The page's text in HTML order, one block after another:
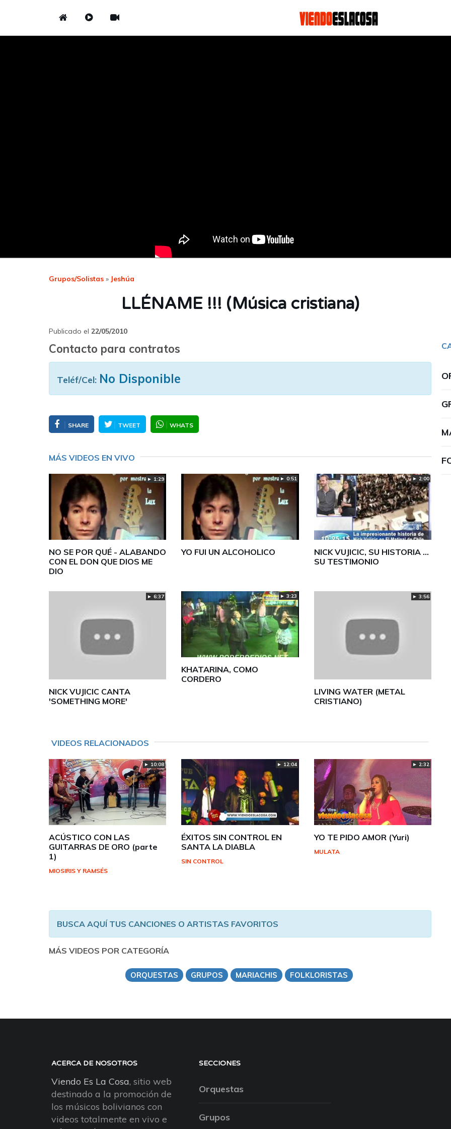
Grupos/Solistas » Jeshúa
LLÉNAME !!! (Música cristiana)
Publicado el 22/05/2010
Contacto para contratos
Teléf/Cel: No Disponible
SHARE TWEET WHATS
MÁS VIDEOS EN VIVO
► 1:29
NO SE POR QUÉ - ALABANDO
CON EL DON QUE DIOS ME
DIO
► 0:51
YO FUI UN ALCOHOLICO
► 2:00
NICK VUJICIC, SU HISTORIA ...
SU TESTIMONIO
► 6:37
NICK VUJICIC CANTA
'SOMETHING MORE'
► 3:23
KHATARINA, COMO
CORDERO
► 3:56
LIVING WATER (METAL
CRISTIANO)
VIDEOS RELACIONADOS
► 10:08
ACÚSTICO CON LAS
GUITARRAS DE ORO (parte
1)
MIOSIRIS Y RAMSÉS
► 12:04
ÉXITOS SIN CONTROL EN
SANTA LA DIABLA
SIN CONTROL
► 2:32
YO TE PIDO AMOR (Yuri)
MULATA
BUSCA AQUÍ TUS CANCIONES O ARTISTAS FAVORITOS
MÁS VIDEOS POR CATEGORÍA
ORQUESTAS GRUPOS MARIACHIS FOLKLORISTAS
ACERCA DE NOSOTROS
Viendo Es La Cosa, sitio web
destinado a la promoción de
los músicos bolivianos con
videos totalmente en vivo e
SECCIONES
Orquestas
Grupos